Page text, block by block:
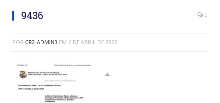
9436 0
POR CR2-ADMIN3 EM 6 DE ABRIL DE 2022